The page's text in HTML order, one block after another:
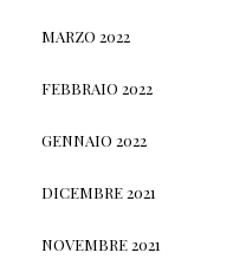
MARZO 2022
FEBBRAIO 2022
GENNAIO 2022
DICEMBRE 2021
NOVEMBRE 2021